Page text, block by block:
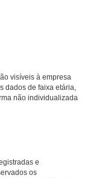
visíveis à empresa
dados de faixa etária,
não individualizada
e
os